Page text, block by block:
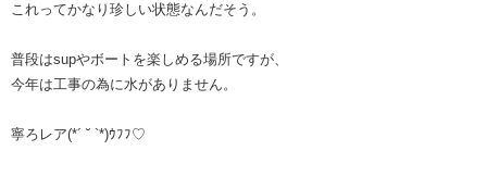
これってかなり珍しい状態なんだそう。
普段はsupやボートを楽しめる場所ですが、
今年は工事の為に水がありません。
寧ろレア(*´ ˘ `*)ｳﾌﾌ♡